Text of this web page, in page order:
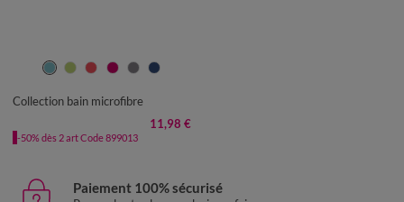
Collection bain microfibre
11,98 €
-50% dès 2 art Code 899013
Paiement 100% sécurisé